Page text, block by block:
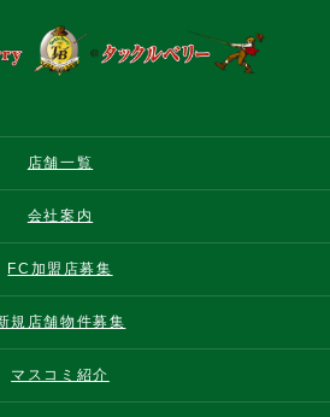
店舗一覧
会社案内
FC加盟店募集
規店舗物件募集
マスコミ紹介